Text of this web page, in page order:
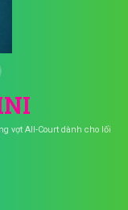
vợt All-Court dành cho lối